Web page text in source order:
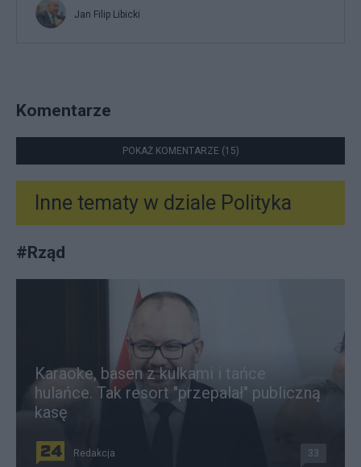
Jan Filip Libicki
Komentarze
POKAŻ KOMENTARZE (15)
Inne tematy w dziale Polityka
#Rząd
Karaoke, basen z kulkami i tańce
hulańce. Tak resort "przepalał" publiczną
kasę
Redakcja 33